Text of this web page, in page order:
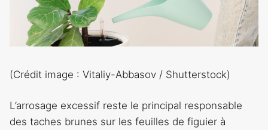
(Crédit image : Vitaliy-Abbasov / Shutterstock)
L’arrosage excessif reste le principal responsable
des taches brunes sur les feuilles de figuier à